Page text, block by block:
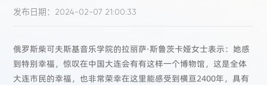
发布日期：2024-02-07 21:00:33
俄罗斯柴可夫斯基音乐学院的拉丽萨·斯鲁茨卡娅女士表示：她感
到特别幸福，惊叹在中国大连会有有这样一个博物馆，这是全体
大连市民的幸福，也非常荣幸在这里能感受到横亘2400年，具有